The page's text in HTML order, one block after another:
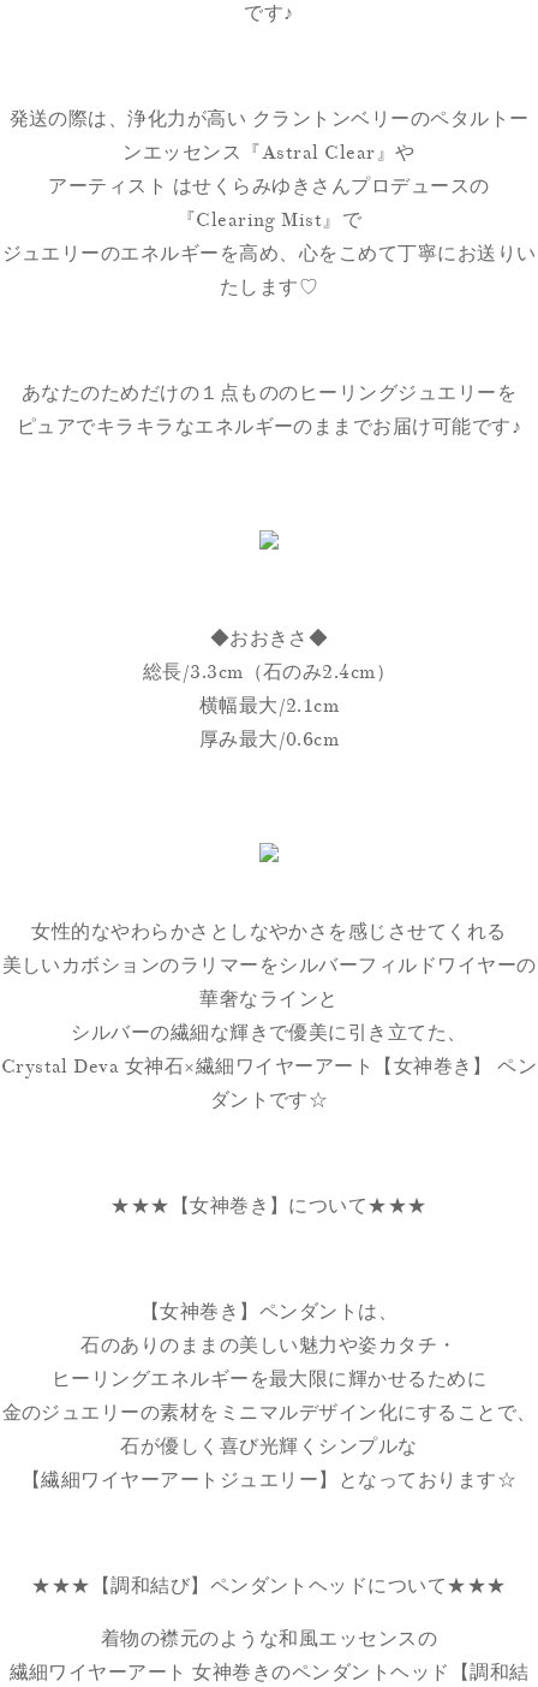
です♪
発送の際は、浄化力が高い クラントンベリーのペタルトー
ンエッセンス『Astral Clear』や
アーティスト はせくらみゆきさんプロデュースの
『Clearing Mist』で
ジュエリーのエネルギーを高め、心をこめて丁寧にお送りい
たします♡
あなたのためだけの１点もののヒーリングジュエリーを
ピュアでキラキラなエネルギーのままでお届け可能です♪
◆おおきさ◆
総長/3.3cm（石のみ2.4cm）
横幅最大/2.1cm
厚み最大/0.6cm
女性的なやわらかさとしなやかさを感じさせてくれる
美しいカボションのラリマーをシルバーフィルドワイヤーの
華奢なラインと
シルバーの繊細な輝きで優美に引き立てた、
Crystal Deva 女神石×繊細ワイヤーアート【女神巻き】 ペン
ダントです☆
★★★【女神巻き】について★★★
【女神巻き】ペンダントは、
石のありのままの美しい魅力や姿カタチ・
ヒーリングエネルギーを最大限に輝かせるために
金のジュエリーの素材をミニマルデザイン化にすることで、
石が優しく喜び光輝くシンプルな
【繊細ワイヤーアートジュエリー】となっております☆
★★★【調和結び】ペンダントヘッドについて★★★
着物の襟元のような和風エッセンスの
繊細ワイヤーアート 女神巻きのペンダントヘッド【調和結